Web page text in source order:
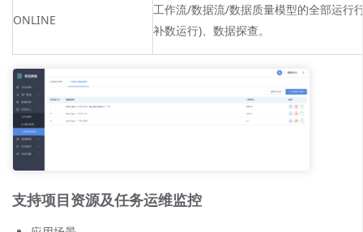
ONLINE
工作流/数据流/数据质量模型的全部运行
补数运行)、数据探查。
支持项目资源及任务运维监控